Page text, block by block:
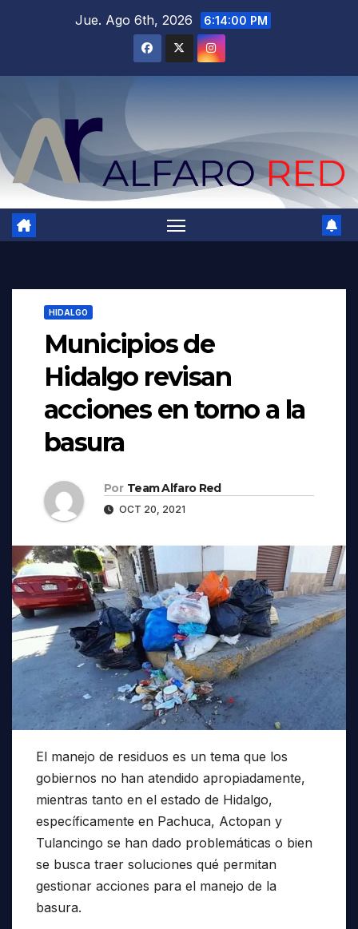
Jue. Ago 6th, 2026 6:14:01 PM
HIDALGO
Municipios de
Hidalgo revisan
acciones en torno a la
basura
Por Team Alfaro Red
OCT 20, 2021
El manejo de residuos es un tema que los
gobiernos no han atendido apropiadamente,
mientras tanto en el estado de Hidalgo,
específicamente en Pachuca, Actopan y
Tulancingo se han dado problemáticas o bien
se busca traer soluciones qué permitan
gestionar acciones para el manejo de la
basura.